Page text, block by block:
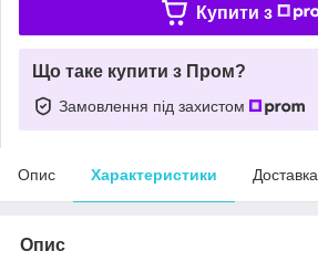
Купити з
Що таке купити з Пром?
Замовлення під захистом
Опис Характеристики Доставка
Опис